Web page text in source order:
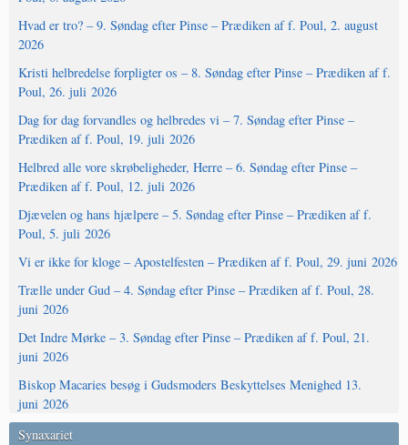
Hvad er tro? – 9. Søndag efter Pinse – Prædiken af f. Poul, 2. august
2026
Kristi helbredelse forpligter os – 8. Søndag efter Pinse – Prædiken af f.
Poul, 26. juli 2026
Dag for dag forvandles og helbredes vi – 7. Søndag efter Pinse –
Prædiken af f. Poul, 19. juli 2026
Helbred alle vore skrøbeligheder, Herre – 6. Søndag efter Pinse –
Prædiken af f. Poul, 12. juli 2026
Djævelen og hans hjælpere – 5. Søndag efter Pinse – Prædiken af f.
Poul, 5. juli 2026
Vi er ikke for kloge – Apostelfesten – Prædiken af f. Poul, 29. juni 2026
Trælle under Gud – 4. Søndag efter Pinse – Prædiken af f. Poul, 28.
juni 2026
Det Indre Mørke – 3. Søndag efter Pinse – Prædiken af f. Poul, 21.
juni 2026
Biskop Macaries besøg i Gudsmoders Beskyttelses Menighed 13.
juni 2026
Synaxariet